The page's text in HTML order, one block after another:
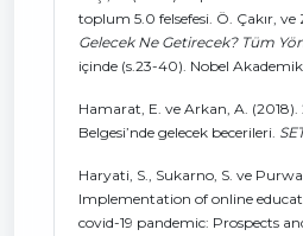
toplum 5.0 felsefesi. Ö. Çakır, ve
Gelecek Ne Getirecek? Tüm
içinde (s.23-40). Nobel Akademik
Hamarat, E. ve Arkan, A.
Belgesi’nde gelecek becerileri.
Haryati, S., Sukarno, S. ve
Implementation of online
covid-19 pandemic: Prospects